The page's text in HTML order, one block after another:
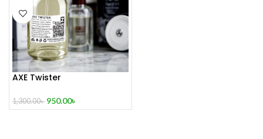
AXE Twister
1,300.00৳ 950.00৳